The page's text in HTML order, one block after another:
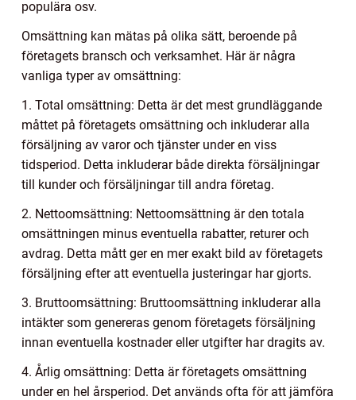
populära osv.
Omsättning kan mätas på olika sätt, beroende på
företagets bransch och verksamhet. Här är några
vanliga typer av omsättning:
1. Total omsättning: Detta är det mest grundläggande
måttet på företagets omsättning och inkluderar alla
försäljning av varor och tjänster under en viss
tidsperiod. Detta inkluderar både direkta försäljningar
till kunder och försäljningar till andra företag.
2. Nettoomsättning: Nettoomsättning är den totala
omsättningen minus eventuella rabatter, returer och
avdrag. Detta mått ger en mer exakt bild av företagets
försäljning efter att eventuella justeringar har gjorts.
3. Bruttoomsättning: Bruttoomsättning inkluderar alla
intäkter som genereras genom företagets försäljning
innan eventuella kostnader eller utgifter har dragits av.
4. Årlig omsättning: Detta är företagets omsättning
under en hel årsperiod. Det används ofta för att jämföra